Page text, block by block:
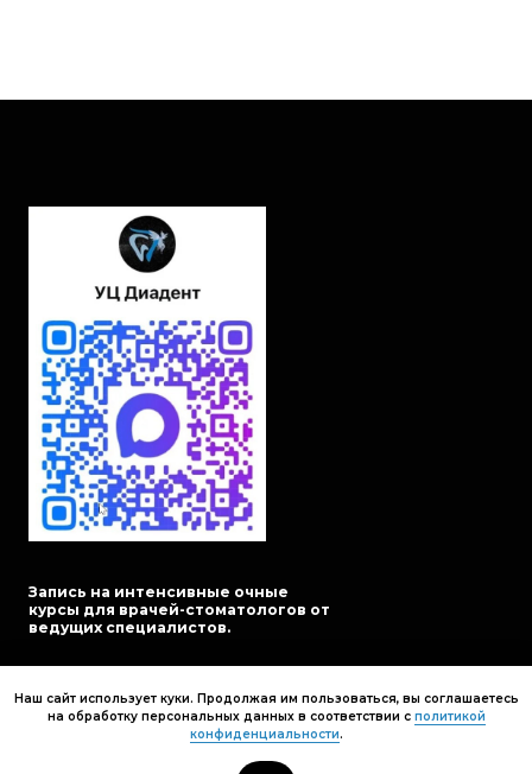
Запись на интенсивные очные
курсы для врачей-стоматологов от
ведущих специалистов.
Расписание курсов
Наш сайт использует куки. Продолжая им пользоваться, вы соглашаетесь
на обработку персональных данных в соответствии с политикой
конфиденциальности.